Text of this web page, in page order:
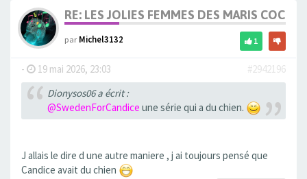
RE: LES JOLIES FEMMES DES MARIS COCUS
parMichel3132 1
- 19 mai 2026, 23:03
#2942196
Dionysos06 a écrit :
@SwedenForCandice une série qui a du chien.
J allais le dire d une autre maniere , j ai toujours pensé que
Candice avait du chien